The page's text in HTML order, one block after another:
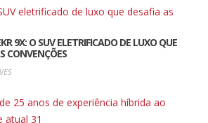
9X: O SUV ELETRIFICADO DE LUXO QUE
CONVENÇÕES